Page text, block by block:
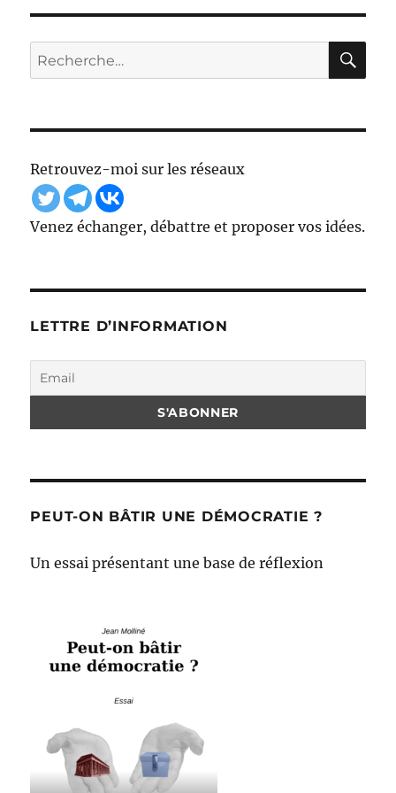
actualité
Recherche
pour :
Retrouvez-moi sur les réseaux
Venez échanger, débattre et proposer vos idées.
LETTRE D’INFORMATION
PEUT-ON BÂTIR UNE DÉMOCRATIE ?
Un essai présentant une base de réflexion